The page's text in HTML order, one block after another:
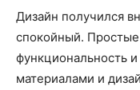
Дизайн получился
спокойный.
функциональность
материалами и